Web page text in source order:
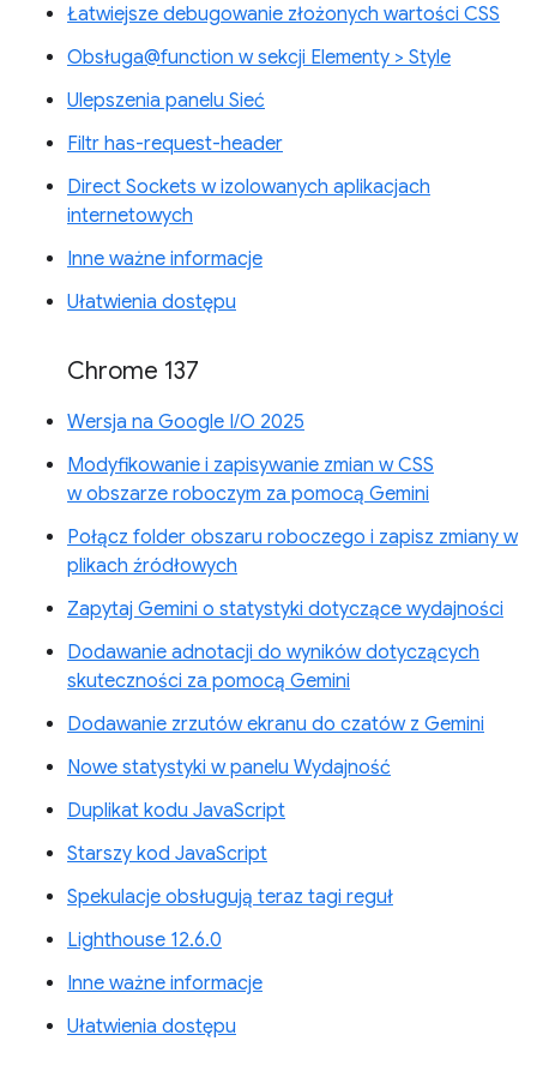
Łatwiejsze debugowanie złożonych wartości CSS
Obsługa@function w sekcji Elementy > Style
Ulepszenia panelu Sieć
Filtr has-request-header
Direct Sockets w izolowanych aplikacjach
internetowych
Inne ważne informacje
Ułatwienia dostępu
Chrome 137
Wersja na Google I/O 2025
Modyfikowanie i zapisywanie zmian w CSS
w obszarze roboczym za pomocą Gemini
Połącz folder obszaru roboczego i zapisz zmiany w
plikach źródłowych
Zapytaj Gemini o statystyki dotyczące wydajności
Dodawanie adnotacji do wyników dotyczących
skuteczności za pomocą Gemini
Dodawanie zrzutów ekranu do czatów z Gemini
Nowe statystyki w panelu Wydajność
Duplikat kodu JavaScript
Starszy kod JavaScript
Spekulacje obsługują teraz tagi reguł
Lighthouse 12.6.0
Inne ważne informacje
Ułatwienia dostępu